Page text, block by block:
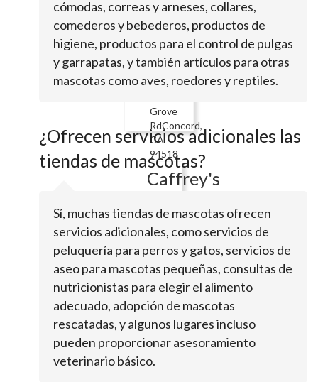
Pet
Food
Express
785
Grove
RdConcord,
CA
94518
Caffrey's
Care
S
Canine
CareConcord,
CA
94520
cómodas, correas y arneses, collares,
comederos y bebederos, productos de
higiene, productos para el control de pulgas
y garrapatas, y también artículos para otras
mascotas como aves, roedores y reptiles.
¿Ofrecen servicios adicionales las
tiendas de mascotas?
Sí, muchas tiendas de mascotas ofrecen
servicios adicionales, como servicios de
peluquería para perros y gatos, servicios de
aseo para mascotas pequeñas, consultas de
nutricionistas para elegir el alimento
adecuado, adopción de mascotas
rescatadas, y algunos lugares incluso
pueden proporcionar asesoramiento
veterinario básico.